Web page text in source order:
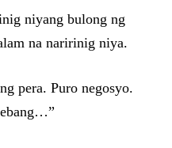
niyang bulong ng
na naririnig niya.
pera. Puro negosyo.